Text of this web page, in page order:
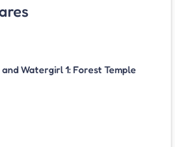
Watergirl 1: Forest Temple